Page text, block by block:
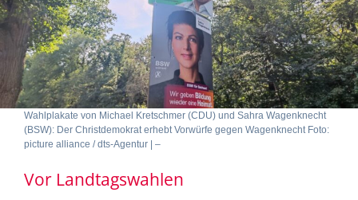
Wahlplakate von Michael Kretschmer (CDU) und Sahra Wagenknecht
(BSW): Der Christdemokrat erhebt Vorwürfe gegen Wagenknecht Foto:
picture alliance / dts-Agentur | –
Vor Landtagswahlen